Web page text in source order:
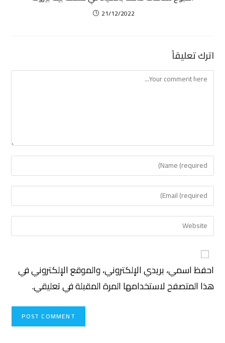
21/12/2022
اترك تعليقاً
احفظ اسمي، بريدي الإلكتروني، والموقع الإلكتروني في
هذا المتصفح لاستخدامها المرة المقبلة في تعليقي.